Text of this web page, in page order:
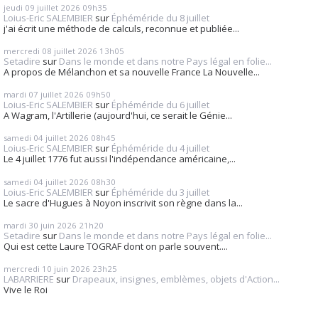
jeudi 09 juillet 2026 09h35
Loius-Eric SALEMBIER sur Éphéméride du 8 juillet
j'ai écrit une méthode de calculs, reconnue et publiée...
mercredi 08 juillet 2026 13h05
Setadire sur Dans le monde et dans notre Pays légal en folie...
A propos de Mélanchon et sa nouvelle France La Nouvelle...
mardi 07 juillet 2026 09h50
Loius-Eric SALEMBIER sur Éphéméride du 6 juillet
A Wagram, l'Artillerie (aujourd'hui, ce serait le Génie...
samedi 04 juillet 2026 08h45
Loius-Eric SALEMBIER sur Éphéméride du 4 juillet
Le 4 juillet 1776 fut aussi l'indépendance américaine,...
samedi 04 juillet 2026 08h30
Loius-Eric SALEMBIER sur Éphéméride du 3 juillet
Le sacre d'Hugues à Noyon inscrivit son règne dans la...
mardi 30 juin 2026 21h20
Setadire sur Dans le monde et dans notre Pays légal en folie...
Qui est cette Laure TOGRAF dont on parle souvent....
mercredi 10 juin 2026 23h25
LABARRIERE sur Drapeaux, insignes, emblèmes, objets d'Action...
Vive le Roi